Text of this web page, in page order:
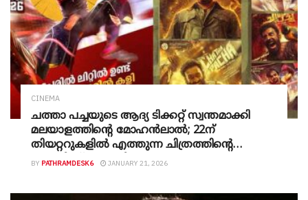
CINEMA
ചത്താ പച്ചയുടെ ആദ്യ ടിക്കറ്റ് സ്വന്തമാക്കി
മലയാളത്തിന്റെ മോഹൻലാൽ; 22ന്
തിയറ്ററുകളിൽ എത്തുന്ന ചിത്രത്തിൻ്റെ
ബുക്കിംഗ് ആരംഭിച്ചു.
BY PATHRAMDESK6 JANUARY 21, 2026